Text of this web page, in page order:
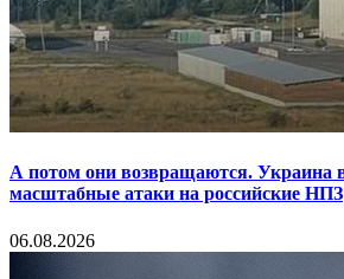
А потом они возвращаются. Украина
масштабные атаки на российские НПЗ
06.08.2026